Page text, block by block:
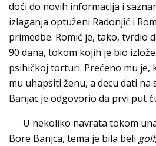
doći do novih informacija i
izlaganja optuženi Radonjić i
primedbe. Romić je, tako, tvrdio
90 dana, tokom kojih je bio
psihičkoj torturi. Prećeno mu je,
mu uhapsiti ženu, a decu dati na
Banjac je odgovorio da prvi put
U nekoliko navrata tokom
Bore Banjca, tema je bila beli golf